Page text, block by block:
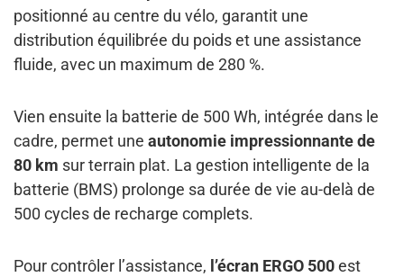
positionné au centre du vélo, garantit une
distribution équilibrée du poids et une assistance
fluide, avec un maximum de 280 %.
Vien ensuite la batterie de 500 Wh, intégrée dans le
cadre, permet une autonomie impressionnante de
80 km sur terrain plat. La gestion intelligente de la
batterie (BMS) prolonge sa durée de vie au-delà de
500 cycles de recharge complets.
Pour contrôler l’assistance, l’écran ERGO 500est